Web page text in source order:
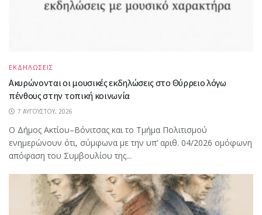
ΕΚΔΗΛΩΣΕΙΣ
Ακυρώνονται οι μουσικές εκδηλώσεις στο Θύρρειο λόγω
πένθους στην τοπική κοινωνία
7 ΑΥΓΟΎΣΤΟΥ, 2026
Ο Δήμος Ακτίου–Βόνιτσας και το Τμήμα Πολιτισμού
ενημερώνουν ότι, σύμφωνα με την υπ’ αριθ. 04/2026 ομόφωνη
απόφαση του Συμβουλίου της...